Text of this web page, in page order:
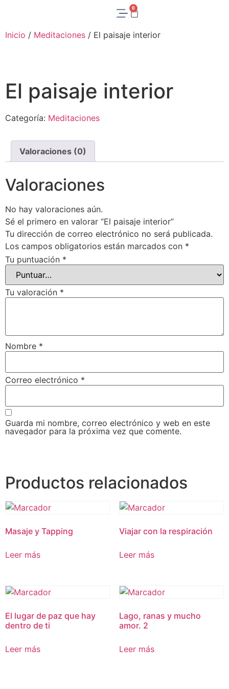
0
Inicio / Meditaciones / El paisaje interior
El paisaje interior
Categoría: Meditaciones
Valoraciones (0)
Valoraciones
No hay valoraciones aún.
Sé el primero en valorar “El paisaje interior”
Tu dirección de correo electrónico no será publicada.
Los campos obligatorios están marcados con *
Tu puntuación *
Tu valoración *
Nombre *
Correo electrónico *
Guarda mi nombre, correo electrónico y web en este
navegador para la próxima vez que comente.
Productos relacionados
Masaje y Tapping
Leer más
Viajar con la respiración
Leer más
El lugar de paz que hay
dentro de ti
Leer más
Lago, ranas y mucho
amor. 2
Leer más